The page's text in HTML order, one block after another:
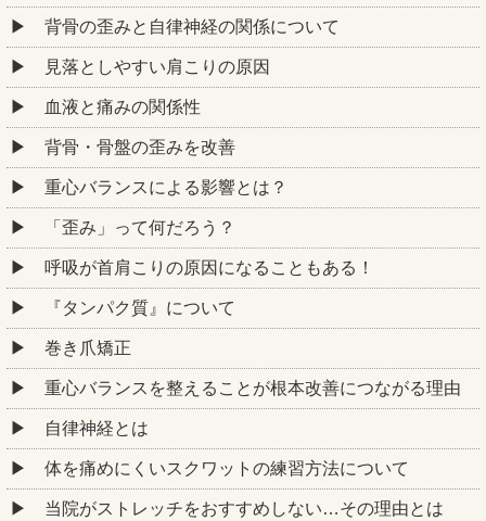
背骨の歪みと自律神経の関係について
見落としやすい肩こりの原因
血液と痛みの関係性
背骨・骨盤の歪みを改善
重心バランスによる影響とは？
「歪み」って何だろう？
呼吸が首肩こりの原因になることもある！
『タンパク質』について
巻き爪矯正
重心バランスを整えることが根本改善につながる理由
自律神経とは
体を痛めにくいスクワットの練習方法について
当院がストレッチをおすすめしない…その理由とは